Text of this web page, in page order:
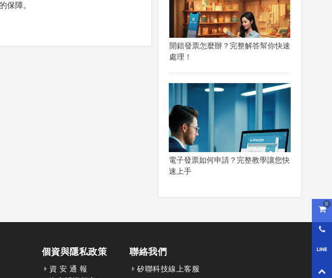
購
0
回
保障。
開錯發票怎麼辦？完整解答幫你快速
處理！
電子發票如何申請？完整教學讓您快
速上手
個資與隱私政策
資 安 通 報
聯絡我們
矽聯科技線上客服